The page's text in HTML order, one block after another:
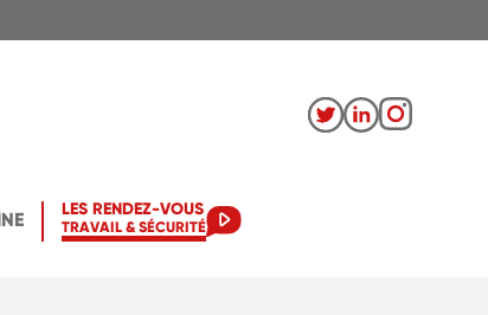
LES RENDEZ-VOUS
TRAVAIL & SÉCURITÉ